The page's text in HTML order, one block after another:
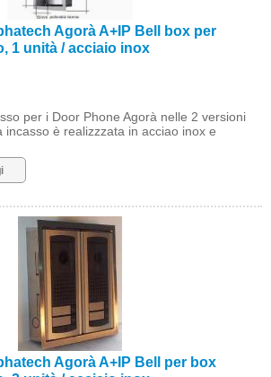
Agorà A+IP Bell box per
1 unità / acciaio inox
per i Door Phone Agorà nelle 2 versioni
incasso è realizzzata in acciao inox e
Agorà A+IP Bell per box